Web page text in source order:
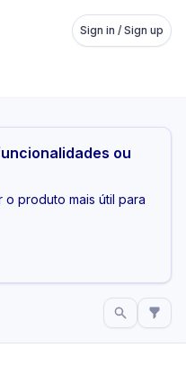
Sign in / Sign up
ou
produto mais útil para